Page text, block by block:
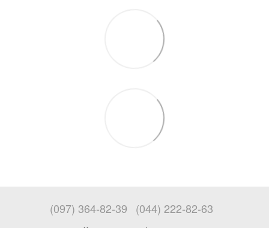
(097) 364-82-39 (044) 222-82-63